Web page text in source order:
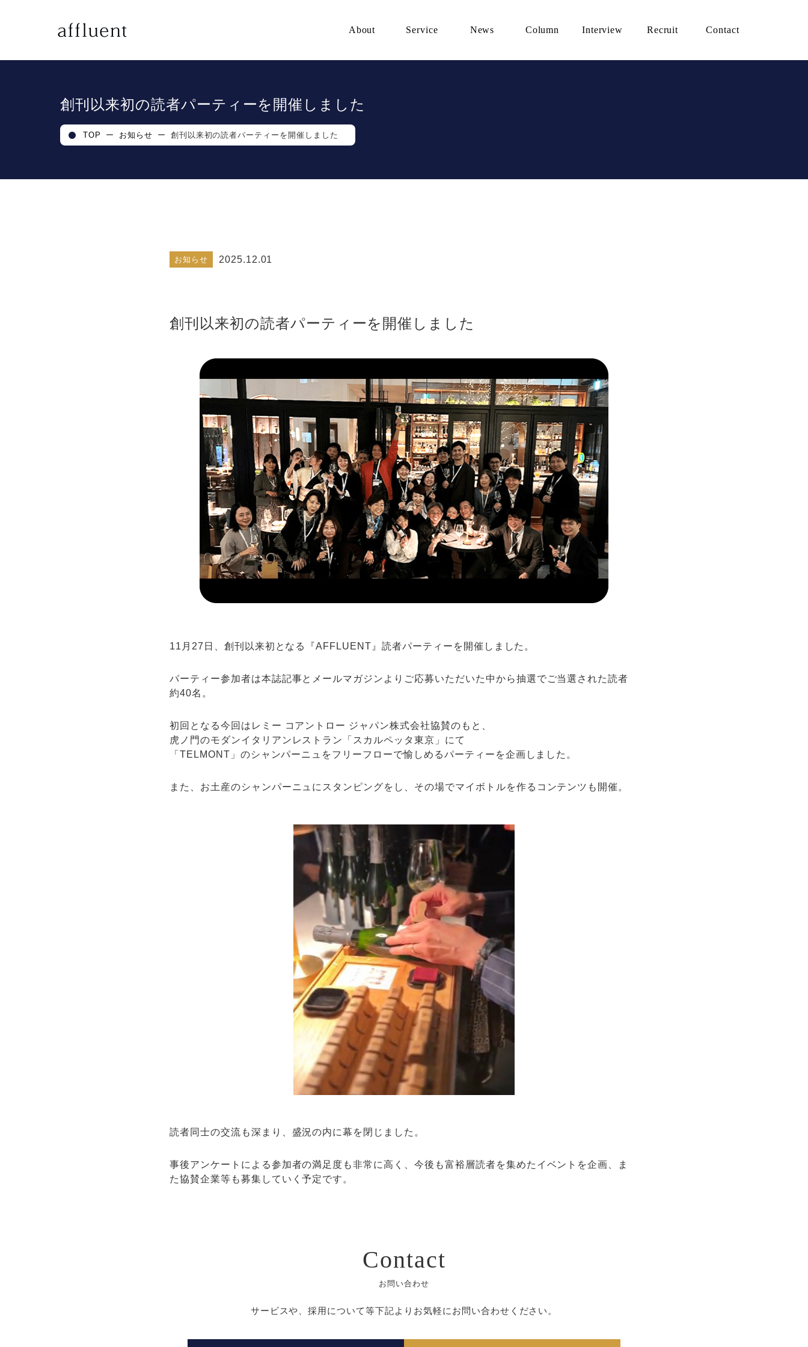
About Service News Column Interview Recruit Contact
創刊以来初の読者パーティーを開催しました
TOP ー お知らせ ー 創刊以来初の読者パーティーを開催しました
お知らせ 2025.12.01
創刊以来初の読者パーティーを開催しました
11月27日、創刊以来初となる『AFFLUENT』読者パーティーを開催しました。
パーティー参加者は本誌記事とメールマガジンよりご応募いただいた中から抽選でご当選された読者
約40名。
初回となる今回はレミー コアントロー ジャパン株式会社協賛のもと、
虎ノ門のモダンイタリアンレストラン「スカルペッタ東京」にて
「TELMONT」のシャンパーニュをフリーフローで愉しめるパーティーを企画しました。
また、お土産のシャンパーニュにスタンピングをし、その場でマイボトルを作るコンテンツも開催。
読者同士の交流も深まり、盛況の内に幕を閉じました。
事後アンケートによる参加者の満足度も非常に高く、今後も富裕層読者を集めたイベントを企画、ま
た協賛企業等も募集していく予定です。
Contact
お問い合わせ
サービスや、採用について等下記よりお気軽にお問い合わせください。